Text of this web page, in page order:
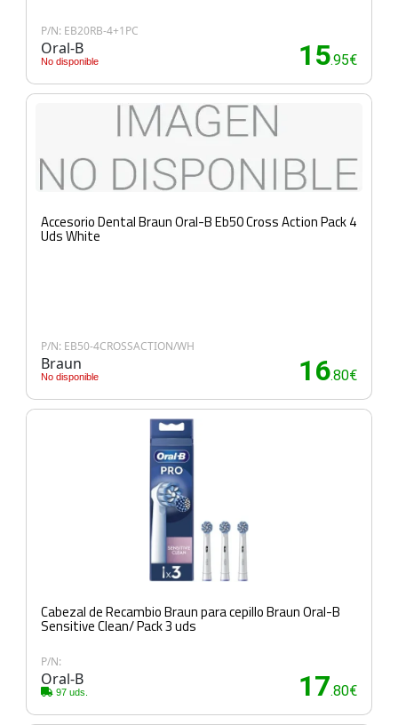
P/N: EB20RB-4+1PC
Oral-B
No disponible 15.95€
Accesorio Dental Braun Oral-B Eb50 Cross Action Pack 4
Uds White
P/N: EB50-4CROSSACTION/WH
Braun
No disponible 16.80€
Cabezal de Recambio Braun para cepillo Braun Oral-B
Sensitive Clean/ Pack 3 uds
P/N:
Oral-B
97 uds. 17.80€